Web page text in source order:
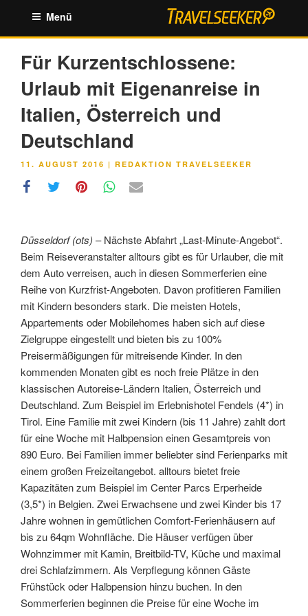
springen
Menü
Für Kurzentschlossene:
Urlaub mit Eigenanreise in
Italien, Österreich und
Deutschland
VERÖFFENTLICHT
11. AUGUST 2016 | REDAKTION TRAVELSEEKER
Düsseldorf (ots) – Nächste Abfahrt „Last-Minute-Angebot“.
Beim Reiseveranstalter alltours gibt es für Urlauber, die mit
dem Auto verreisen, auch in diesen Sommerferien eine
Reihe von Kurzfrist-Angeboten. Davon profitieren Familien
mit Kindern besonders stark. Die meisten Hotels,
Appartements oder Mobilehomes haben sich auf diese
Zielgruppe eingestellt und bieten bis zu 100%
Preisermäßigungen für mitreisende Kinder. In den
kommenden Monaten gibt es noch freie Plätze in den
klassischen Autoreise-Ländern Italien, Österreich und
Deutschland. Zum Beispiel im Erlebnishotel Fendels (4*) in
Tirol. Eine Familie mit zwei Kindern (bis 11 Jahre) zahlt dort
für eine Woche mit Halbpension einen Gesamtpreis von
890 Euro. Bei Familien immer beliebter sind Ferienparks mit
einem großen Freizeitangebot. alltours bietet freie
Kapazitäten zum Beispiel im Center Parcs Erperheide
(3,5*) in Belgien. Zwei Erwachsene und zwei Kinder bis 17
Jahre wohnen in gemütlichen Comfort-Ferienhäusern auf
bis zu 64qm Wohnfläche. Die Häuser verfügen über
Wohnzimmer mit Kamin, Breitbild-TV, Küche und maximal
drei Schlafzimmern. Als Verpflegung können Gäste
Frühstück oder Halbpension hinzu buchen. In den
Sommerferien beginnen die Preise für eine Woche im